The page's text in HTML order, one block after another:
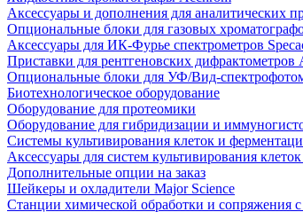
Аксессуары и дополнения для аналитических
Опциональные блоки для газовых
Аксессуары для ИК-Фурье спектрометров
Приставки для рентгеновских дифрактометров
Опциональные блоки для УФ/Вид-
Биотехнологическое оборудование
Оборудование для протеомики
Оборудование для гибридизации и
Системы культивирования клеток и
Аксессуары для систем культивирования
Дополнительные опции на заказ
Шейкеры и охладители Major Science
Станции химической обработки и сопряжения